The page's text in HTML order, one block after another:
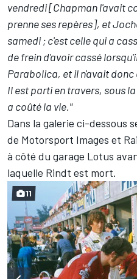
vendredi [Chapman l'avait
prenne ses repères], et
samedi ; c'est celle qui a
de frein d'avoir cassé
Parabolica, et il n'avait
Il est parti en travers, sous
a coûté la vie."
Dans la galerie ci-dessous
de Motorsport Images et
à côté du garage Lotus
laquelle Rindt est mort.
11